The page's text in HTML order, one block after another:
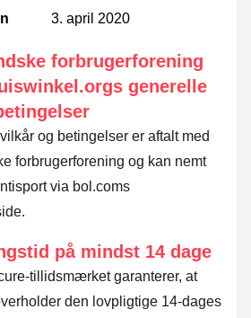
3. april 2020
forbrugerforening
generelle
og betingelser er aftalt med
forbrugerforening og kan nemt
via bol.coms
på mindst 14 dage
tillidsmærket garanterer, at
den lovpligtige 14-dages